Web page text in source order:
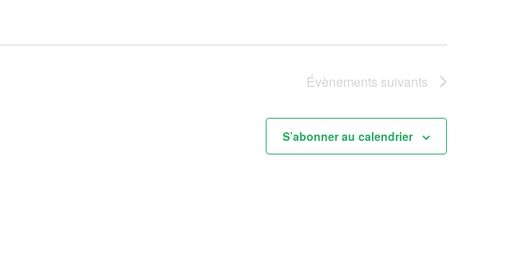
Évènements suivants
S’abonner au calendrier